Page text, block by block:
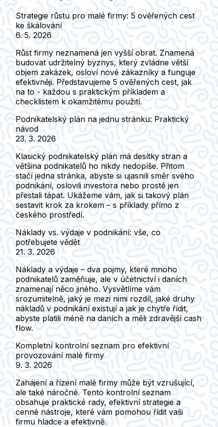
Strategie růstu pro malé firmy: 5 ověřených cest
ke škálování
6. 5. 2026
Růst firmy neznamená jen vyšší obrat. Znamená
budovat udržitelný byznys, který zvládne větší
objem zakázek, osloví nové zákazníky a funguje
efektivněji. Představujeme 5 ověřených cest, jak
na to - každou s praktickým příkladem a
checklistem k okamžitému použití.
Podnikatelský plán na jednu stránku: Praktický
návod
23. 3. 2026
Klasický podnikatelský plán má desítky stran a
většina podnikatelů ho nikdy nedopíše. Přitom
stačí jedna stránka, abyste si ujasnili směr svého
podnikání, oslovili investora nebo prostě jen
přestali tápat. Ukážeme vám, jak si takový plán
sestavit krok za krokem – s příklady přímo z
českého prostředí.
Náklady vs. výdaje v podnikání: vše, co
potřebujete vědět
21. 3. 2026
Náklady a výdaje – dva pojmy, které mnoho
podnikatelů zaměňuje, ale v účetnictví i daních
znamenají něco jiného. Vysvětlíme vám
srozumitelně, jaký je mezi nimi rozdíl, jaké druhy
nákladů v podnikání existují a jak je chytře řídit,
abyste platili méně na daních a měli zdravější cash
flow.
Kompletní kontrolní seznam pro efektivní
provozování malé firmy
9. 3. 2026
Zahájení a řízení malé firmy může být vzrušující,
ale také náročné. Tento kontrolní seznam
obsahuje praktické rady, efektivní strategie a
cenné nástroje, které vám pomohou řídit vaši
firmu hladce a efektivně.